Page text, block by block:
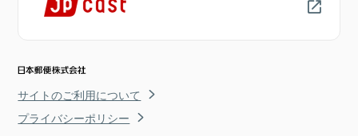
サイトのご利用について
プライバシーポリシー